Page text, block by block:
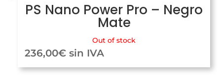
PS Nano Power Pro – Negro
Mate
Out of stock
236,00€ sin IVA